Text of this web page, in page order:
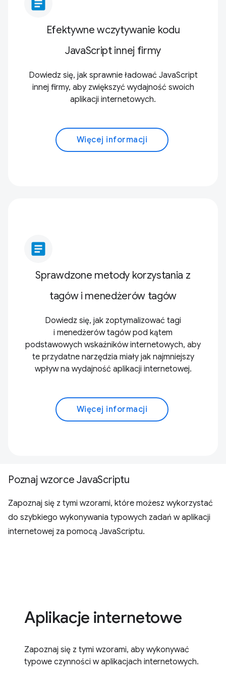
article
Efektywne wczytywanie kodu
JavaScript innej firmy
Dowiedz się, jak sprawnie ładować JavaScript
innej firmy, aby zwiększyć wydajność swoich
aplikacji internetowych.
Więcej informacji
article
Sprawdzone metody korzystania z
tagów i menedżerów tagów
Dowiedz się, jak zoptymalizować tagi
i menedżerów tagów pod kątem
podstawowych wskaźników internetowych, aby
te przydatne narzędzia miały jak najmniejszy
wpływ na wydajność aplikacji internetowej.
Więcej informacji
Poznaj wzorce JavaScriptu
Zapoznaj się z tymi wzorami, które możesz wykorzystać
do szybkiego wykonywania typowych zadań w aplikacji
internetowej za pomocą JavaScriptu.
Aplikacje internetowe
Zapoznaj się z tymi wzorami, aby wykonywać
typowe czynności w aplikacjach internetowych.